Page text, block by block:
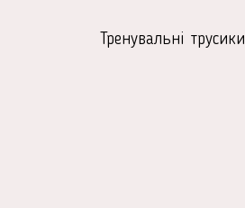
Тренувальні трусики